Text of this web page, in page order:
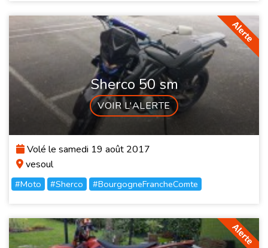
Sherco 50 sm
VOIR L'ALERTE
Volé le samedi 19 août 2017
vesoul
#Moto #Sherco #BourgogneFrancheComte